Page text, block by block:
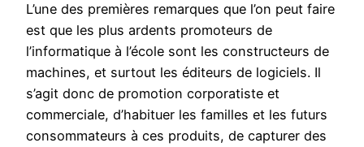
L’une des premières remarques que l’on peut faire
est que les plus ardents promoteurs de
l’informatique à l’école sont les constructeurs de
machines, et surtout les éditeurs de logiciels. Il
s’agit donc de promotion corporatiste et
commerciale, d’habituer les familles et les futurs
consommateurs à ces produits, de capturer des